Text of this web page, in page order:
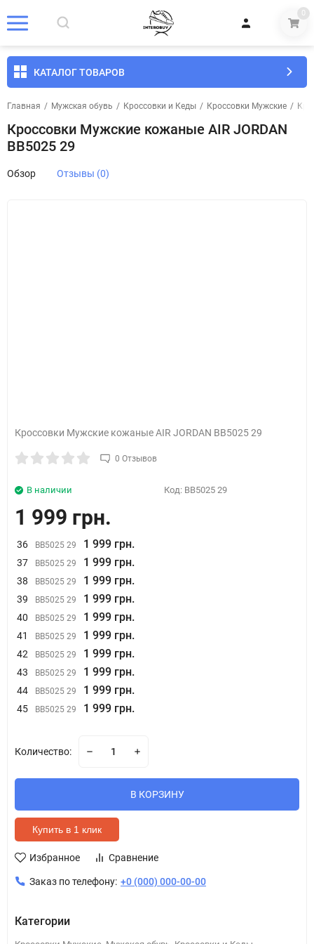
0
КАТАЛОГ ТОВАРОВ
Главная / Мужская обувь / Кроссовки и Кеды / Кроссовки Мужские /
Кроссовки Мужские кожаные AIR JORDAN
BB5025 29
Обзор Отзывы (0)
Кроссовки Мужские кожаные AIR JORDAN BB5025 29
0 Отзывов
В наличии Код: BB5025 29
1 999 грн.
36 BB5025 29 1 999 грн.
37 BB5025 29 1 999 грн.
38 BB5025 29 1 999 грн.
39 BB5025 29 1 999 грн.
40 BB5025 29 1 999 грн.
41 BB5025 29 1 999 грн.
42 BB5025 29 1 999 грн.
43 BB5025 29 1 999 грн.
44 BB5025 29 1 999 грн.
45 BB5025 29 1 999 грн.
Количество:
В КОРЗИНУ
Купить в 1 клик
Избранное Сравнение
Заказ по телефону: +0 (000) 000-00-00
Категории